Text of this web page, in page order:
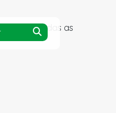
a todas as